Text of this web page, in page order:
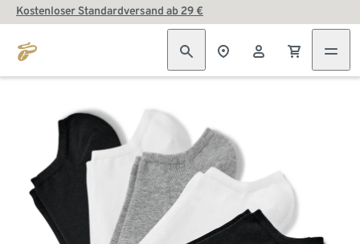
Kostenloser Standardversand ab 29 €